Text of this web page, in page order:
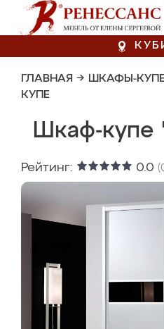
ГЛАВНАЯ → ШКАФЫ-КУПЕ
КУПЕ
Шкаф-купе
Рейтинг: 0.0 (